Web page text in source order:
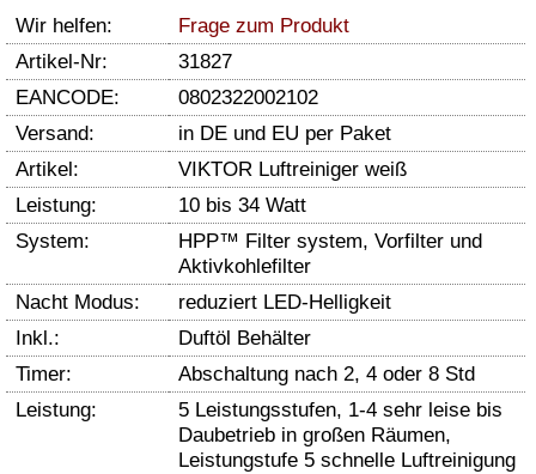
Wir helfen:
Frage zum Produkt
Artikel-Nr:
31827
EANCODE:
0802322002102
Versand:
in DE und EU per Paket
Artikel:
VIKTOR Luftreiniger weiß
Leistung:
10 bis 34 Watt
System:
HPP™ Filter system, Vorfilter und
Aktivkohlefilter
Nacht Modus:
reduziert LED-Helligkeit
Inkl.:
Duftöl Behälter
Timer:
Abschaltung nach 2, 4 oder 8 Std
Leistung:
5 Leistungsstufen, 1-4 sehr leise bis
Daubetrieb in großen Räumen,
Leistungstufe 5 schnelle Luftreinigung